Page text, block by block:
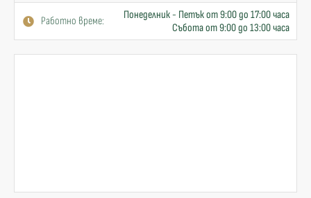
Работно време:
Понеделник - Петък от 9:00 до 17:00 часа
Събота от 9:00 до 13:00 часа